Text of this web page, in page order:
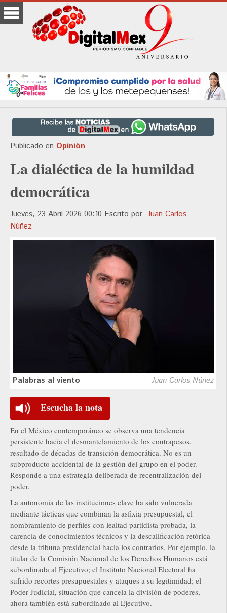
Publicado en Opinión
La dialéctica de la humildad
democrática
Jueves, 23 Abril 2026 00:10 Escrito por Juan Carlos
Núñez
Palabras al viento Juan Carlos Núñez
Escucha la nota
En el México contemporáneo se observa una tendencia
persistente hacia el desmantelamiento de los contrapesos,
resultado de décadas de transición democrática. No es un
subproducto accidental de la gestión del grupo en el poder.
Responde a una estrategia deliberada de recentralización del
poder.
La autonomía de las instituciones clave ha sido vulnerada
mediante tácticas que combinan la asfixia presupuestal, el
nombramiento de perfiles con lealtad partidista probada, la
carencia de conocimientos técnicos y la descalificación retórica
desde la tribuna presidencial hacia los contrarios. Por ejemplo, la
titular de la Comisión Nacional de los Derechos Humanos está
subordinada al Ejecutivo; el Instituto Nacional Electoral ha
sufrido recortes presupuestales y ataques a su legitimidad; el
Poder Judicial, situación que cancela la división de poderes,
ahora también está subordinado al Ejecutivo.